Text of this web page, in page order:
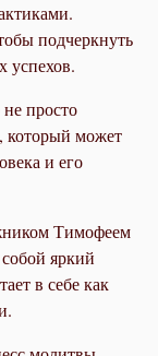
подчеркнуть
успехов.
просто
который может
и его
Тимофеем
яркий
в себе как